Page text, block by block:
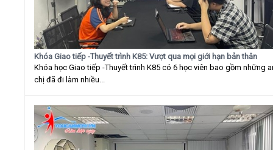
Khóa Giao tiếp -Thuyết trình K85: Vượt qua mọi giới hạn bản thân
Khóa học Giao tiếp -Thuyết trình K85 có 6 học viên bao gồm những
chị đã đi làm nhiều...